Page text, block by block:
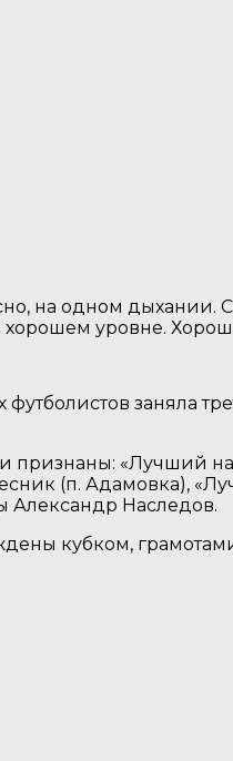
на одном дыхании.
уровне.
заняла
признаны: «Лучший
(п. Адамовка),
Александр Наследов.
кубком,